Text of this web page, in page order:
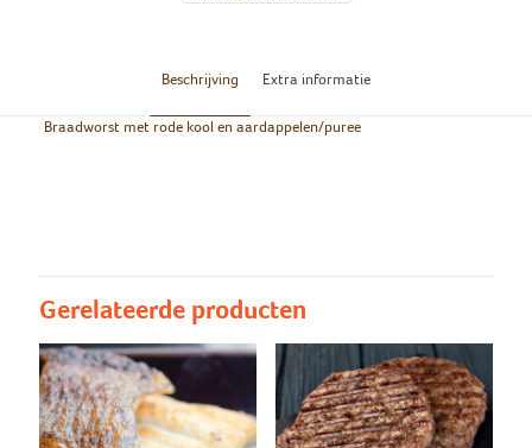
Beschrijving Extra informatie
Braadworst met rode kool en aardappelen/puree
Gerelateerde producten